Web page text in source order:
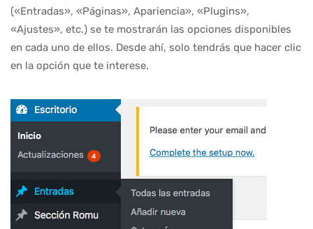
(«Entradas», «Páginas», Apariencia», «Plugins»,
«Ajustes», etc.) se te mostrarán las opciones disponibles
en cada uno de ellos. Desde ahí, solo tendrás que hacer clic
en la opción que te interese.